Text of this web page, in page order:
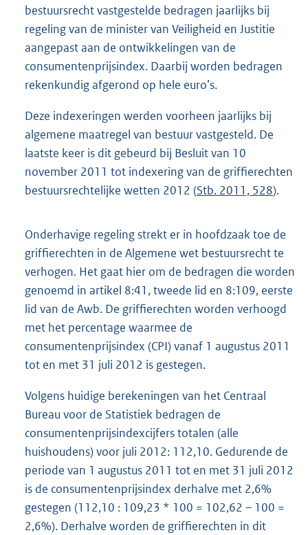
bestuursrecht vastgestelde bedragen jaarlijks bij
regeling van de minister van Veiligheid en Justitie
aangepast aan de ontwikkelingen van de
consumentenprijsindex. Daarbij worden bedragen
rekenkundig afgerond op hele euro’s.
Deze indexeringen werden voorheen jaarlijks bij
algemene maatregel van bestuur vastgesteld. De
laatste keer is dit gebeurd bij Besluit van 10
november 2011 tot indexering van de griffierechten
bestuursrechtelijke wetten 2012 (Stb. 2011, 528).
Onderhavige regeling strekt er in hoofdzaak toe de
griffierechten in de Algemene wet bestuursrecht te
verhogen. Het gaat hier om de bedragen die worden
genoemd in artikel 8:41, tweede lid en 8:109, eerste
lid van de Awb. De griffierechten worden verhoogd
met het percentage waarmee de
consumentenprijsindex (CPI) vanaf 1 augustus 2011
tot en met 31 juli 2012 is gestegen.
Volgens huidige berekeningen van het Centraal
Bureau voor de Statistiek bedragen de
consumentenprijsindexcijfers totalen (alle
huishoudens) voor juli 2012: 112,10. Gedurende de
periode van 1 augustus 2011 tot en met 31 juli 2012
is de consumentenprijsindex derhalve met 2,6%
gestegen (112,10 : 109,23 * 100 = 102,62 – 100 =
2,6%). Derhalve worden de griffierechten in dit